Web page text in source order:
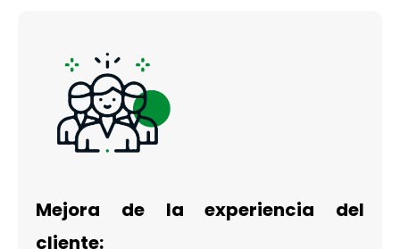
Mejora de la experiencia del
cliente: